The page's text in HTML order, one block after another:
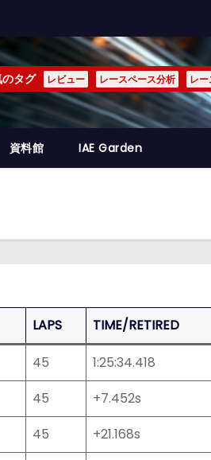
のタグ レビュー レースペース分析 レ
資料館 IAE Garden
LAPS TIME/RETIRED
45 1:25:34.418
45 +7.452s
45 +21.168s